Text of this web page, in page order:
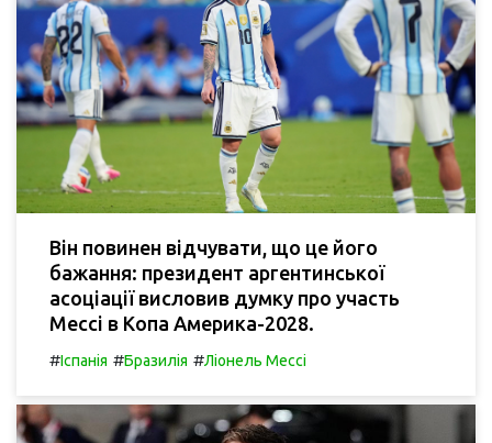
Він повинен відчувати, що це його
бажання: президент аргентинської
асоціації висловив думку про участь
Мессі в Копа Америка-2028.
#Іспанія #Бразилія #Ліонель Мессі